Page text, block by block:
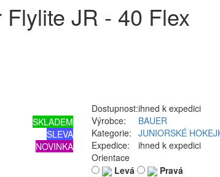
JR - 40 Flex
SKLADEM
SLEVA
NOVINKA
Dostupnost:ihned k expedici
Výrobce:
BAUER
Kategorie: JUNIORSKÉ
Expedice:
ihned k expedici
Orientace
Levá
Pravá